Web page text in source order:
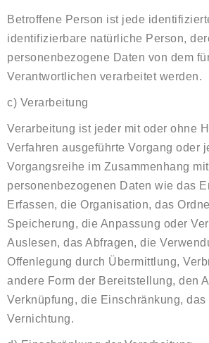
Betroffene Person ist jede
identifizierbare natürliche Person,
personenbezogene Daten von dem
Verantwortlichen verarbeitet werden.
c) Verarbeitung
Verarbeitung ist jeder mit oder ohne
Verfahren ausgeführte Vorgang oder
Vorgangsreihe im Zusammenhang mit
personenbezogenen Daten wie das
Erfassen, die Organisation, das
Speicherung, die Anpassung oder
Auslesen, das Abfragen, die
Offenlegung durch Übermittlung,
andere Form der Bereitstellung, den
Verknüpfung, die Einschränkung,
Vernichtung.